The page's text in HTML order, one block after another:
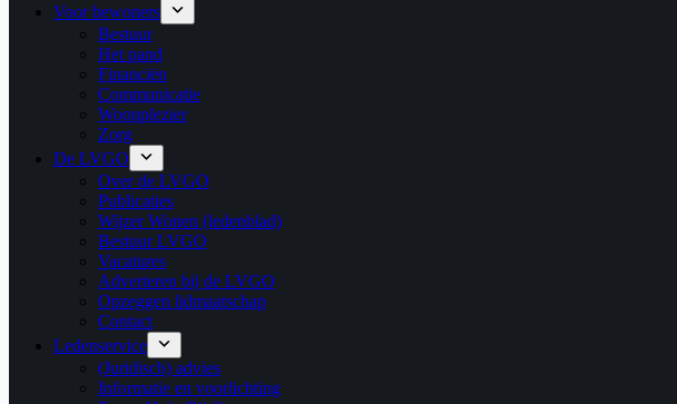
Voor bewoners
Bestuur
Het pand
Financiën
Communicatie
Woonplezier
Zorg
De LVGO
Over de LVGO
Publicaties
Wijzer Wonen (ledenblad)
Bestuur LVGO
Vacatures
Adverteren bij de LVGO
Opzeggen lidmaatschap
Contact
Ledenservice
(Juridisch) advies
Informatie en voorlichting